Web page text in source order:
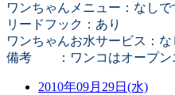
ワンちゃんメニュー：なし
リードフック：あり
ワンちゃんお水サービス：な
備考 ：ワンコはオープン
2010年09月29日(水)